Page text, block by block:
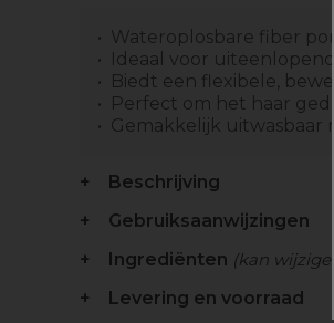
Wateroplosbare fiber
Ideaal voor
Biedt een flexibele,
Perfect om het haar
Gemakkelijk uitwasbaar
Beschrijving
Gebruiksaanwijzingen
Ingrediënten (kan
Levering en voorraad